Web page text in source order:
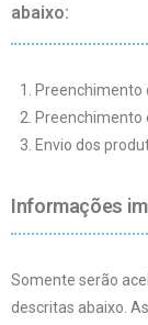
abaixo:
Preenchimento
Preenchimento
Envio dos
Informações
Somente serão
descritas abaixo.